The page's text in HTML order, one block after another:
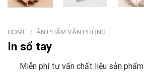
HOME / ẤN PHẨM VĂN PHÒNG
In sổ tay
Miễn phí tư vấn chất liệu sản phẩm